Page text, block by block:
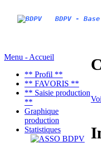
BDPV -
Menu - Accueil
** Profil **
** FAVORIS **
** Saisie production
**
Graphique
production
Statistiques